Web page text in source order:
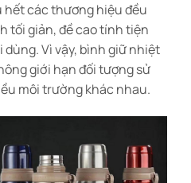
các thương hiệu đều
tối giản, đề cao tính tiện
Vì vậy, bình giữ nhiệt
giới hạn đối tượng sử
môi trường khác nhau.